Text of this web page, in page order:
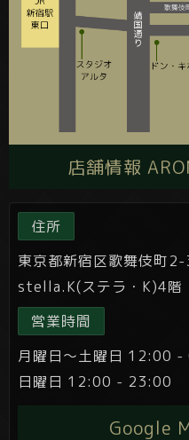
店舗情報
住所
東京都新宿区歌舞伎町
stella.K(ステラ・K)4階
営業時間
月曜日～土曜日 12:00
日曜日 12:00 - 23:00
Google